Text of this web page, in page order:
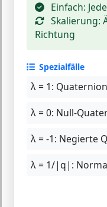
Einfach:
Skalierung:
Richtung
Spezialfälle
λ = 1:
λ = 0: Null-
λ = -1: Negierte
λ = 1/|q|: